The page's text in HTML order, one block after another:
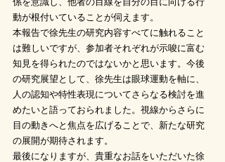
動が根付いていることが伺えます。
本報告で徐先生の研究内容すべてに触れること
は難しいですが、参加者それぞれが示唆に富む
知見を得られたのではないかと思います。今後
の研究展望として、徐先生は眼球運動を軸に、
人の認知や特性表現についてさらなる検討を進
めたいと語っておられました。視線からさらに
目の動きへと焦点を広げることで、新たな研究
の展開が期待されます。
最後になりますが、貴重なお話をいただいた徐